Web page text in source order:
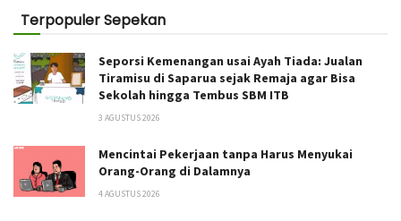
Terpopuler Sepekan
Seporsi Kemenangan usai Ayah Tiada: Jualan
Tiramisu di Saparua sejak Remaja agar Bisa
Sekolah hingga Tembus SBM ITB
3 AGUSTUS 2026
Mencintai Pekerjaan tanpa Harus Menyukai
Orang-Orang di Dalamnya
4 AGUSTUS 2026